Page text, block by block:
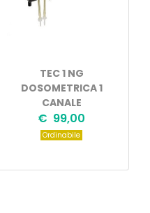
TEC 1 NG
DOSOMETRICA 1
CANALE
€ 99,00
Ordinabile